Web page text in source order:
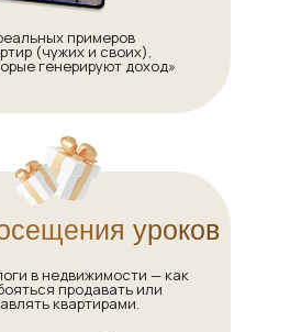
примеров
(чужих и своих),
генерируют доход»
уроков
в недвижимости — как
продавать или
квартирами.